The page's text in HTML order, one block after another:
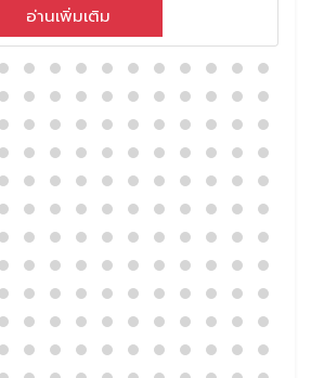
อ่านเพิ่มเติม